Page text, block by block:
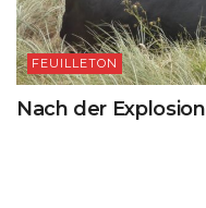
FEUILLETON
Nach der Explosion